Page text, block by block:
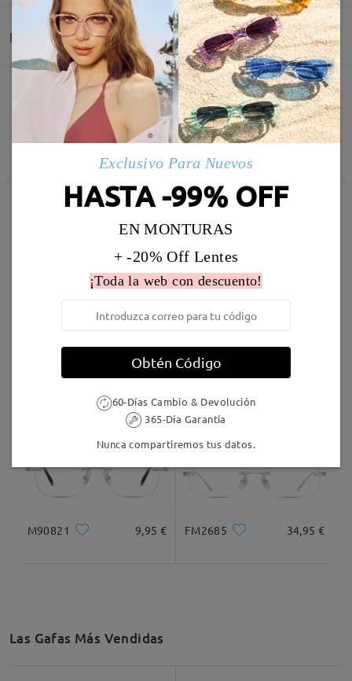
Entrega
Pedido realizado
Fabricación
5-7 días laborales detalles
Enviado
5-7 días laborales detalles
Revestimiento resistente a arañazo incluído
60 días de garantía de devolución y cambio
Garantía de 365 días
Descubrir Más
Marcos Similares
T34637 34,95 € T92265 12,95 €
M90821 9,95 € FM2685 34,95 €
Las Gafas Más Vendidas
Exclusivo Para Nuevos
HASTA -99% OFF
EN MONTURAS
+ -20% Off Lentes
¡Toda la web con descuento!
Obtén Código
60-Días Cambio & Devolución
365-Día Garantía
Nunca compartiremos tus datos.